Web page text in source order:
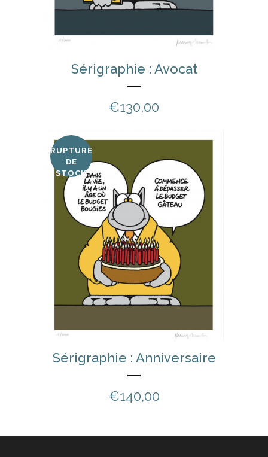
Sérigraphie : Avocat
€130,00
RUPTURE
DE
STOCK
Sérigraphie : Anniversaire
€140,00